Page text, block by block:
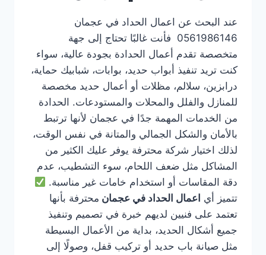
عند البحث عن اعمال الحداد في عجمان
0561986146 فأنت غالبًا تحتاج إلى جهة
متخصصة تقدم أعمال الحدادة بجودة عالية، سواء
كنت تريد تنفيذ أبواب حديد، بوابات، شبابيك حماية،
درابزين، سلالم، مظلات أو أعمال حديد مخصصة
للمنازل والفلل والمحلات والمستودعات. الحدادة
من الخدمات المهمة جدًا في عجمان لأنها ترتبط
بالأمان والشكل الجمالي والمتانة في نفس الوقت،
لذلك اختيار شركة محترفة يوفر عليك الكثير من
المشاكل مثل ضعف اللحام، سوء التشطيب، عدم
دقة المقاسات أو استخدام خامات غير مناسبة.
تتميز أي اعمال الحداد في عجمان محترفة بأنها
تعتمد على فنيين لديهم خبرة في تصميم وتنفيذ
جميع أشكال الحديد، بداية من الأعمال البسيطة
مثل صيانة باب حديد أو تركيب قفل، وصولًا إلى